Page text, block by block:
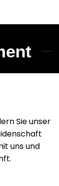
Sie unser
uns und